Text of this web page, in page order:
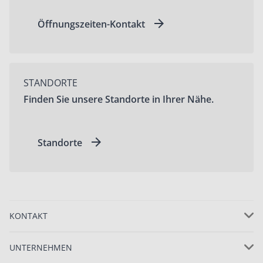
Öffnungszeiten-Kontakt
STANDORTE
Finden Sie unsere Standorte in Ihrer Nähe.
Standorte
KONTAKT
UNTERNEHMEN